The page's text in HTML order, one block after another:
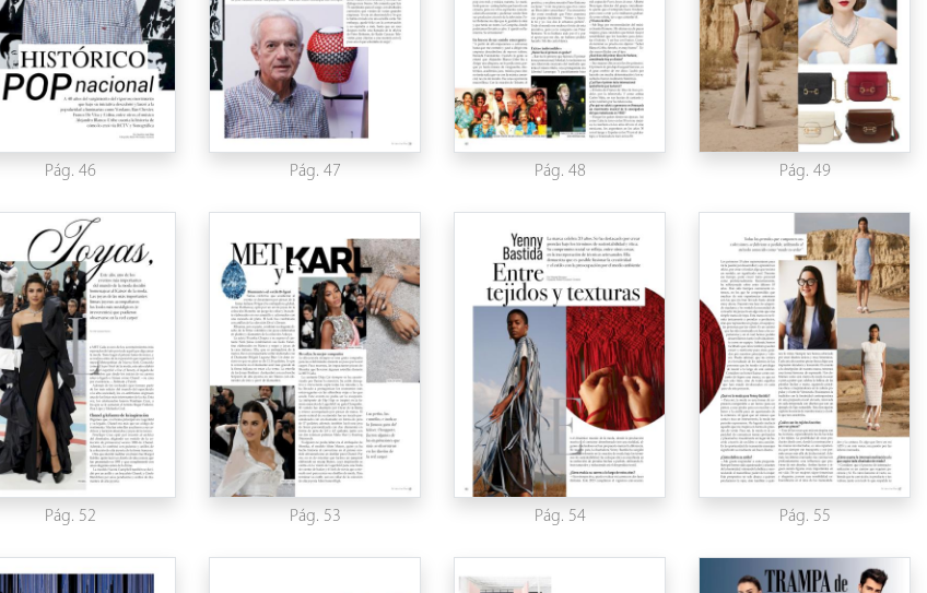
Pág. 46 Pág. 47 Pág. 48 Pág. 49
Pág. 52 Pág. 53 Pág. 54 Pág. 55